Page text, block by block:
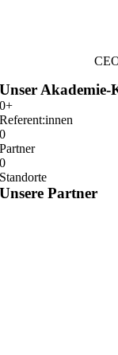
Unser Akademie-
0+
Referent:innen
0
Partner
0
Standorte
Unsere Partner